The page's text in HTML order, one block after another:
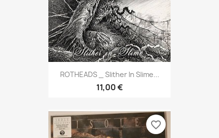
ROTHEADS _ Slither In Slime...
11,00 €
favorite_border